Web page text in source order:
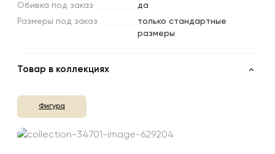
Обивка под заказ
да
Размеры под заказ
только стандартные
размеры
Товар в коллекциях
Фигура